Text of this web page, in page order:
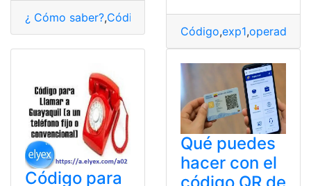
¿ Cómo saber?,Código Colombia,número,Registro
Código,exp1,operadora
Código para
Qué puedes
hacer con el
código QR de